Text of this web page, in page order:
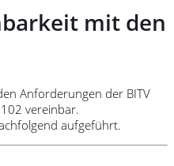
mit den
Anforderungen der BITV
vereinbar.
aufgeführt.